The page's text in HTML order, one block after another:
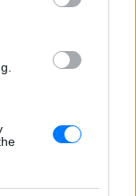
του
για
χαρτί υγείας
τα οικονομικά
του Αιγύπτιου
και τα νούμερα
ίλιγγο